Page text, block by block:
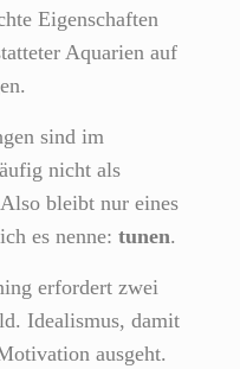
Eigenschaften
Aquarien auf
sind im
nicht als
bleibt nur eines
es nenne: tunen.
erfordert zwei
Idealismus, damit
ausgeht.